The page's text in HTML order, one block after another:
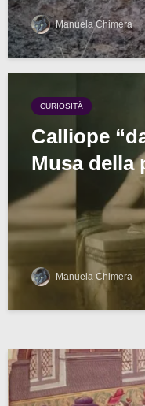
Manuela Chimera
CURIOSITÀ
Calliope
Musa della
Manuela Chimera